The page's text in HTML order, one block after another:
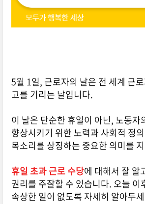
5월 1일, 근로자의 날은 전 세계 근
고를 기리는 날입니다.
이 날은 단순한 휴일이 아닌, 노동자
향상시키기 위한 노력과 사회적 정
목소리를 상징하는 중요한 의미를
휴일 초과 근로 수당에 대해서 잘 알
권리를 주잘할 수 있습니다. 오늘 이
속상한 일이 없도록 자세히 알아두